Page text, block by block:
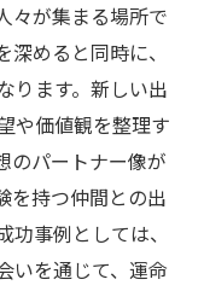
々が集まる場所で
めると同時に、
ります。新しい出
や価値観を整理す
のパートナー像が
を持つ仲間との出
事例としては、
いを通じて、運命